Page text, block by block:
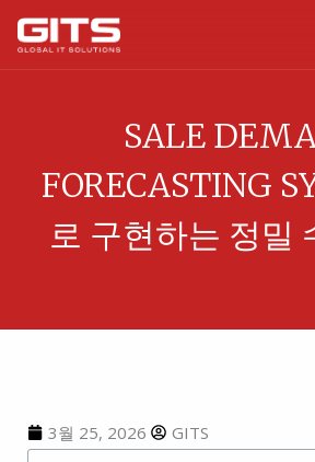
SALE
FORECASTING
로 구현하는 정밀
3월 25, 2026 GITS